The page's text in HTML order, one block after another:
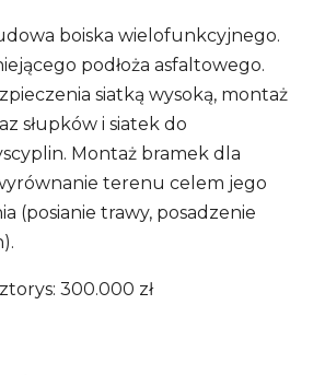
boiska wielofunkcyjnego.
podłoża asfaltowego.
siatką wysoką, montaż
słupków i siatek do
Montaż bramek dla
terenu celem jego
(posianie trawy, posadzenie
300.000 zł